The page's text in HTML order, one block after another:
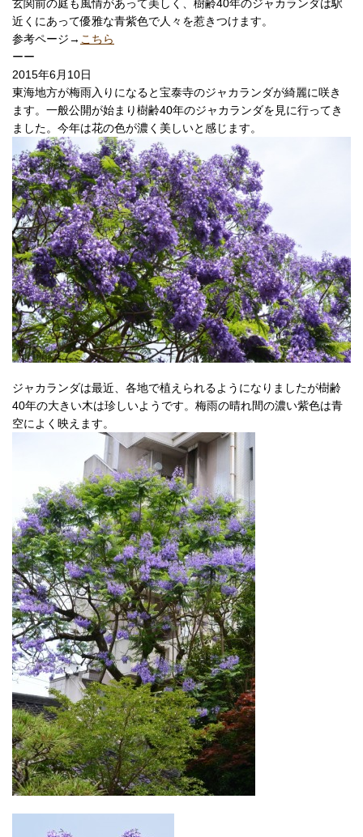
玄関前の庭も風情があって美しく、樹齢40年のジャカランダは駅
近くにあって優雅な青紫色で人々を惹きつけます。
参考ページ→ こちら
ーー
2015年6月10日
東海地方が梅雨入りになると宝泰寺のジャカランダが綺麗に咲き
ます。一般公開が始まり樹齢40年のジャカランダを見に行ってき
ました。今年は花の色が濃く美しいと感じます。
ジャカランダは最近、各地で植えられるようになりましたが樹齢
40年の大きい木は珍しいようです。梅雨の晴れ間の濃い紫色は青
空によく映えます。